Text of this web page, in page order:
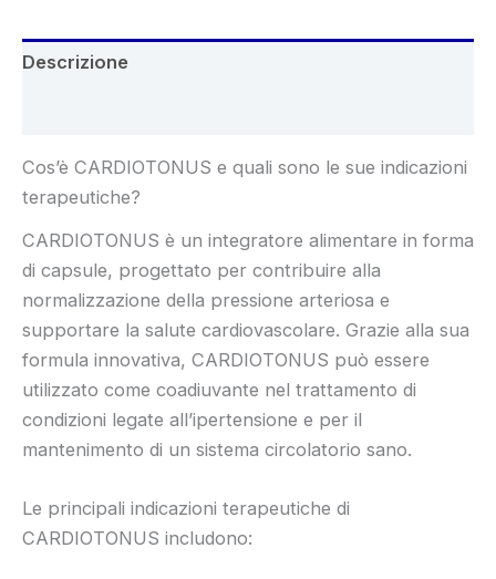
Descrizione
Cos’è CARDIOTONUS e quali sono le sue indicazioni
terapeutiche?
CARDIOTONUS è un integratore alimentare in forma
di capsule, progettato per contribuire alla
normalizzazione della pressione arteriosa e
supportare la salute cardiovascolare. Grazie alla sua
formula innovativa, CARDIOTONUS può essere
utilizzato come coadiuvante nel trattamento di
condizioni legate all’ipertensione e per il
mantenimento di un sistema circolatorio sano.
Le principali indicazioni terapeutiche di
CARDIOTONUS includono: